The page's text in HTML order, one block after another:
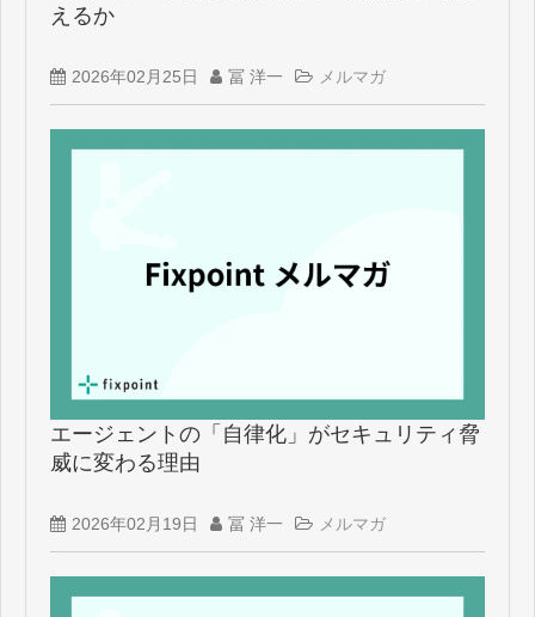
えるか
2026年02月25日 冨 洋一 メルマガ
エージェントの「自律化」がセキュリティ脅
威に変わる理由
2026年02月19日 冨 洋一 メルマガ